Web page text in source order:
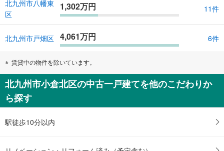
北九州市八幡東
区
1,302万円 11件
北九州市戸畑区 4,061万円 6件
賃貸中の物件を除いています。
北九州市小倉北区の中古一戸建てを他のこだわりか
ら探す
駅徒歩10分以内